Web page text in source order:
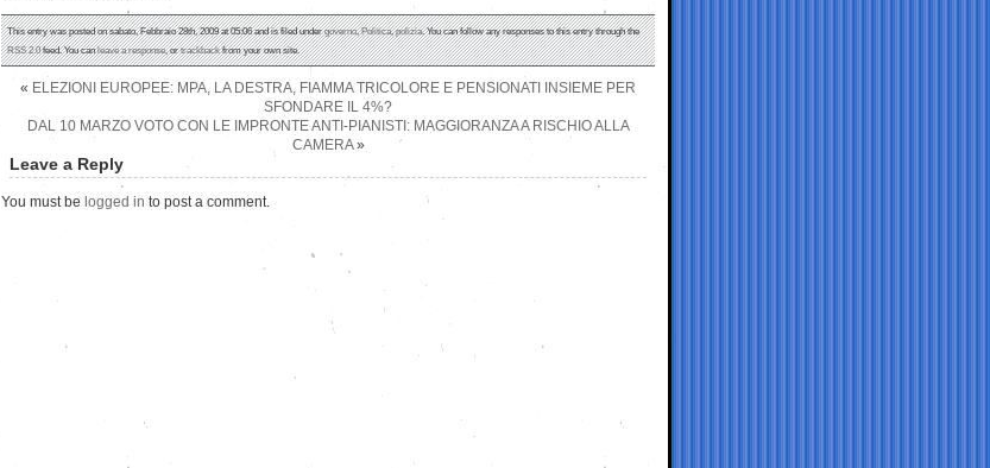
This entry was posted on sabato, Febbraio 28th, 2009 at 05:06 and is filed undergoverno,Politica,polizia. You can follow any responses to this entry through the
RSS 2.0feed. You canleave a response, ortrackbackfrom your own site.
« ELEZIONI EUROPEE: MPA, LA DESTRA, FIAMMA TRICOLORE E PENSIONATI INSIEME PER
SFONDARE IL 4%?
DAL 10 MARZO VOTO CON LE IMPRONTE ANTI-PIANISTI: MAGGIORANZA A RISCHIO ALLA
CAMERA»
Leave a Reply
You must be logged in to post a comment.